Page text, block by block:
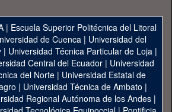
| Escuela Superior Politécnica del Litoral
de Cuenca| Universidad del
| Universidad Técnica Particular de Loja|
Central del Ecuador| Universidad
del Norte | Universidad Estatal de
| Universidad Técnica de Ambato |
Regional Autónoma de los Andes|